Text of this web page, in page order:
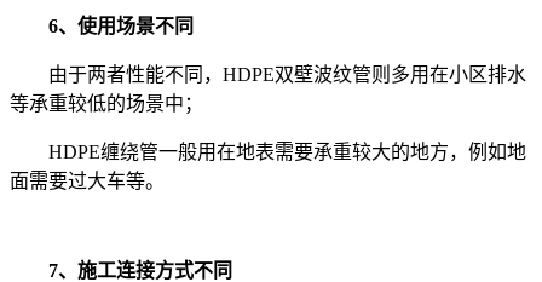
6、使用场景不同
由于两者性能不同， HDPE双壁波纹管则多用在小区排水
等承重较低的场景中；
HDPE缠绕管一般用在地表需要承重较大的地方，例如地
面需要过大车等。
7、 施工连接方式不同